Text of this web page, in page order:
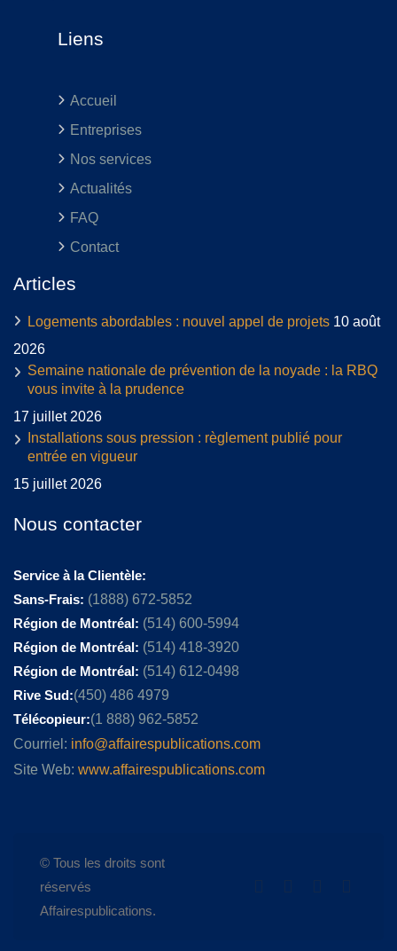
Liens
Accueil
Entreprises
Nos services
Actualités
FAQ
Contact
Articles
Logements abordables : nouvel appel de projets 10 août
2026
Semaine nationale de prévention de la noyade : la RBQ
vous invite à la prudence
17 juillet 2026
Installations sous pression : règlement publié pour
entrée en vigueur
15 juillet 2026
Nous contacter
Service à la Clientèle:
Sans-Frais: (1888) 672-5852
Région de Montréal: (514) 600-5994
Région de Montréal: (514) 418-3920
Région de Montréal: (514) 612-0498
Rive Sud:(450) 486 4979
Télécopieur:(1 888) 962-5852
Courriel: info@affairespublications.com
Site Web: www.affairespublications.com
© Tous les droits sont
réservés
Affairespublications.